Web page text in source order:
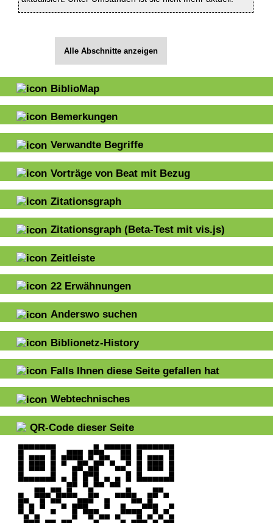
Alle Abschnitte anzeigen
BiblioMap
Bemerkungen
Verwandte Begriffe
Vorträge von Beat mit Bezug
Zitationsgraph
Zitationsgraph (Beta-Test mit vis.js)
Zeitleiste
22 Erwähnungen
Anderswo suchen
Biblionetz-History
Falls Ihnen diese Seite gefallen hat
Webtechnisches
QR-Code dieser Seite